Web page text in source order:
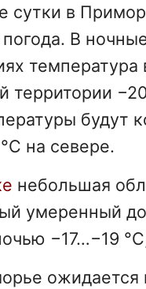
сутки в
В
температура
территории
будут
на севере.
небольшая
умеренный
−17…−19
ожидается